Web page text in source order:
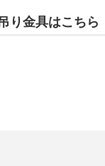
り金具はこちら